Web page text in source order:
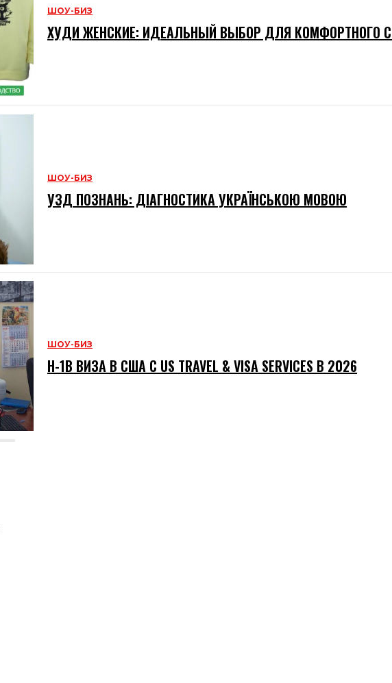
ШОУ-БИЗ
ХУДИ ЖЕНСКИЕ: ИДЕАЛЬНЫЙ ВЫБОР ДЛЯ КОМФОРТНОГО
ШОУ-БИЗ
УЗД ПОЗНАНЬ: ДІАГНОСТИКА УКРАЇНСЬКОЮ МОВОЮ
ШОУ-БИЗ
H-1B ВИЗА В США С US TRAVEL & VISA SERVICES В 2026